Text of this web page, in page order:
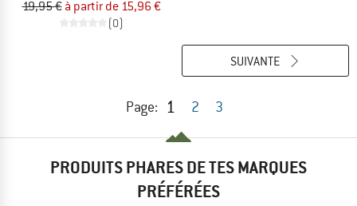
19,95 € à partir de 15,96 €
(0)
Page: 1 2 3
SUIVANTE
PRODUITS PHARES DE TES MARQUES
PRÉFÉRÉES